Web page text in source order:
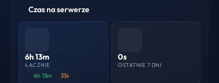
Czas na serwerze
6h 13m
ŁĄCZNIE
6h 13m 33s
0s
OSTATNIE 7 DNI